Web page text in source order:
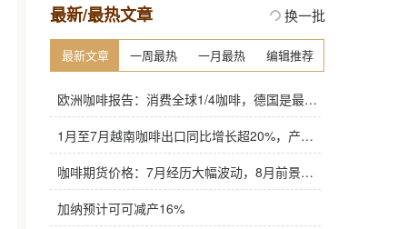
最新/最热文章 换一批
最新文章 一周最热 一月最热 编辑推荐
欧洲咖啡报告：消费全球1/4咖啡，德国是最大进口国，意大利在烘焙咖啡生产中领先
1月至7月越南咖啡出口同比增长超20%，产量也将是过去四年来最高
咖啡期货价格：7月经历大幅波动，8月前景依旧不明朗
加纳预计可可减产16%